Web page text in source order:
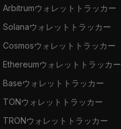
Arbitrumウォレットトラッカー
Solanaウォレットトラッカー
Cosmosウォレットトラッカー
Ethereumウォレットトラッカー
Baseウォレットトラッカー
TONウォレットトラッカー
TRONウォレットトラッカー